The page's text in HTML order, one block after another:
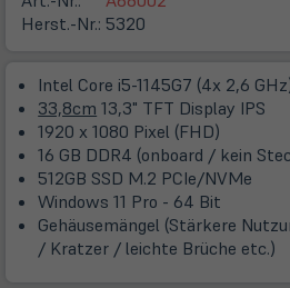
Herst.-Nr.: 5320
Intel Core i5-1145G7 (4x 2,6
33,8cm 13,3" TFT Display IPS
1920 x 1080 Pixel (FHD)
16 GB DDR4 (onboard / kein
512GB SSD M.2 PCIe/NVMe
Windows 11 Pro - 64 Bit
Gehäusemängel (Stärkere
/ Kratzer / leichte Brüche etc.)